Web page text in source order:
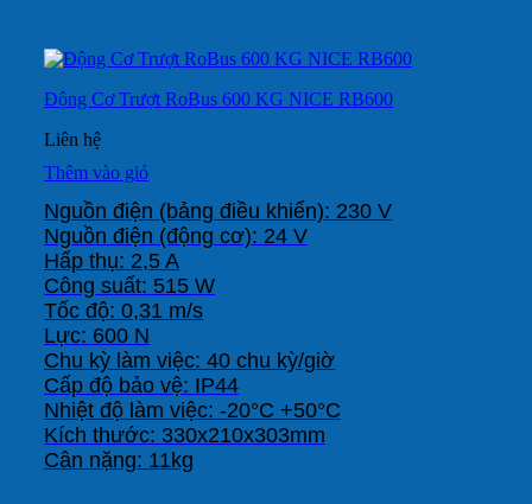
Động Cơ Trượt RoBus 600 KG NICE RB600
Liên hệ
Thêm vào giỏ
Nguồn điện (bảng điều khiển): 230 V
Nguồn điện (động cơ): 24 V
Hấp thụ: 2,5 A
Công suất: 515 W
Tốc độ: 0,31 m/s
Lực: 600 N
Chu kỳ làm việc: 40 chu kỳ/giờ
Cấp độ bảo vệ: IP44
Nhiệt độ làm việc: -20°C +50°C
Kích thước: 330x210x303mm
Cân nặng: 11kg